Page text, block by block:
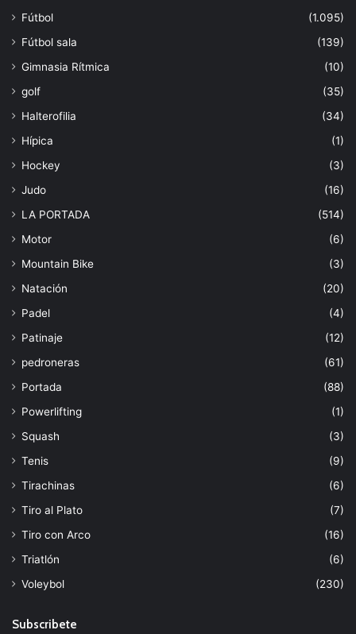
Fútbol
(1.095)
Fútbol sala
(139)
Gimnasia Rítmica
(10)
golf
(35)
Halterofilia
(34)
Hípica
(1)
Hockey
(3)
Judo
(16)
LA PORTADA
(514)
Motor
(6)
Mountain Bike
(3)
Natación
(20)
Padel
(4)
Patinaje
(12)
pedroneras
(61)
Portada
(88)
Powerlifting
(1)
Squash
(3)
Tenis
(9)
Tirachinas
(6)
Tiro al Plato
(7)
Tiro con Arco
(16)
Triatlón
(6)
Voleybol
(230)
Subscribete